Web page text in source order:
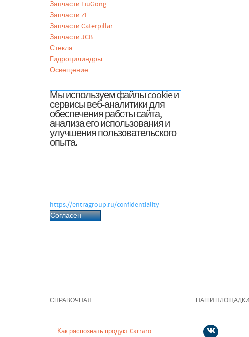
Запчасти LiuGong
Запчасти ZF
Запчасти Caterpillar
Запчасти JCB
Стекла
Гидроцилиндры
Освещение
Мы используем файлы cookie и
сервисы веб-аналитики для
обеспечения работы сайта,
анализа его использования и
улучшения пользовательского
опыта.
https://entragroup.ru/confidentiality
Согласен
СПРАВОЧНАЯ
Как распознать продукт Carraro
НАШИ ПЛОЩАДКИ